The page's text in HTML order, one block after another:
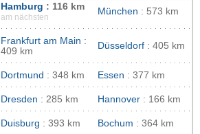
Hamburg : 116 km
am nächsten
München : 573 km
Frankfurt am Main :
409 km
Düsseldorf : 405 km
Dortmund : 348 km Essen : 377 km
Dresden : 285 km Hannover : 166 km
Duisburg : 393 km Bochum : 364 km